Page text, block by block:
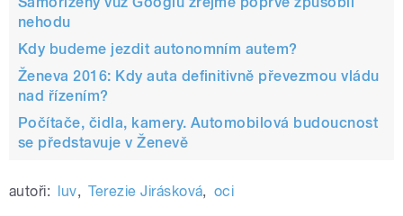
nehodu
Kdy budeme jezdit autonomním autem?
Ženeva 2016: Kdy auta definitivně převezmou vládu
nad řízením?
Počítače, čidla, kamery. Automobilová budoucnost
se představuje v Ženevě
autoři: luv, Terezie Jirásková, oci